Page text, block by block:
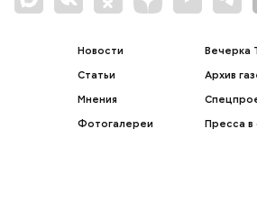
Новости
Статьи
Мнения
Фотогалереи
Вечерка
Архив
Пресса в